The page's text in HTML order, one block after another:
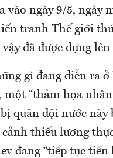
vào ngày 9/5,
tranh Thế giới
đã được dựng
gì đang diễn ra
một “thảm họa
quân đội nước này
cảnh thiếu lương
đang “tiếp tục